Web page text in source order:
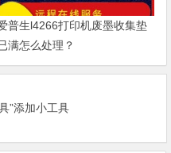
普生l4266打印机废墨收集垫
满怎么处理？
”添加小工具